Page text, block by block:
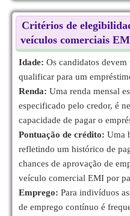
Critérios de
veículos comerciais
Idade: Os candidatos devem
qualificar para um
Renda: Uma renda mensal
especificado pelo credor, é
capacidade de pagar o
Pontuação de crédito: Uma
refletindo um histórico de
chances de aprovação de
veículo comercial EMI por
Emprego: Para indivíduos
de emprego contínuo é